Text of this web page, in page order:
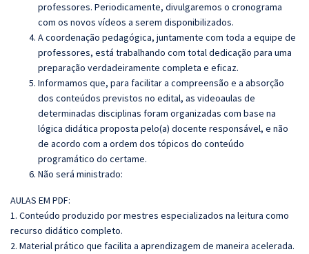
professores. Periodicamente, divulgaremos o cronograma
com os novos vídeos a serem disponibilizados.
A coordenação pedagógica, juntamente com toda a equipe de
professores, está trabalhando com total dedicação para uma
preparação verdadeiramente completa e eficaz.
Informamos que, para facilitar a compreensão e a absorção
dos conteúdos previstos no edital, as videoaulas de
determinadas disciplinas foram organizadas com base na
lógica didática proposta pelo(a) docente responsável, e não
de acordo com a ordem dos tópicos do conteúdo
programático do certame.
Não será ministrado:
AULAS EM PDF:
1. Conteúdo produzido por mestres especializados na leitura como
recurso didático completo.
2. Material prático que facilita a aprendizagem de maneira acelerada.